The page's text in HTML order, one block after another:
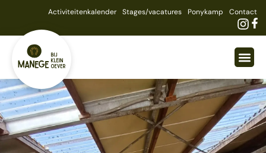
Activiteitenkalender Stages/vacatures Ponykamp Contact